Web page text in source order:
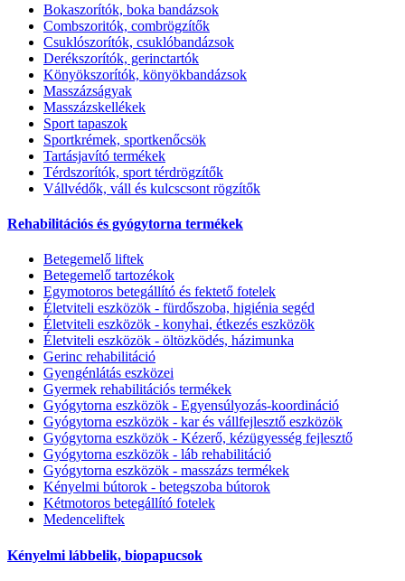
Bokaszorítók, boka bandázsok
Combszoritók, combrögzítők
Csuklószorítók, csuklóbandázsok
Derékszorítók, gerinctartók
Könyökszorítók, könyökbandázsok
Masszázságyak
Masszázskellékek
Sport tapaszok
Sportkrémek, sportkenőcsök
Tartásjavító termékek
Térdszorítók, sport térdrögzítők
Vállvédők, váll és kulcscsont rögzítők
Rehabilitációs és gyógytorna termékek
Betegemelő liftek
Betegemelő tartozékok
Egymotoros betegállító és fektető fotelek
Életviteli eszközök - fürdőszoba, higiénia segéd
Életviteli eszközök - konyhai, étkezés eszközök
Életviteli eszközök - öltözködés, házimunka
Gerinc rehabilitáció
Gyengénlátás eszközei
Gyermek rehabilitációs termékek
Gyógytorna eszközök - Egyensúlyozás-koordináció
Gyógytorna eszközök - kar és vállfejlesztő eszközök
Gyógytorna eszközök - Kézerő, kézügyesség fejlesztő
Gyógytorna eszközök - láb rehabilitáció
Gyógytorna eszközök - masszázs termékek
Kényelmi bútorok - betegszoba bútorok
Kétmotoros betegállító fotelek
Medenceliftek
Kényelmi lábbelik, biopapucsok